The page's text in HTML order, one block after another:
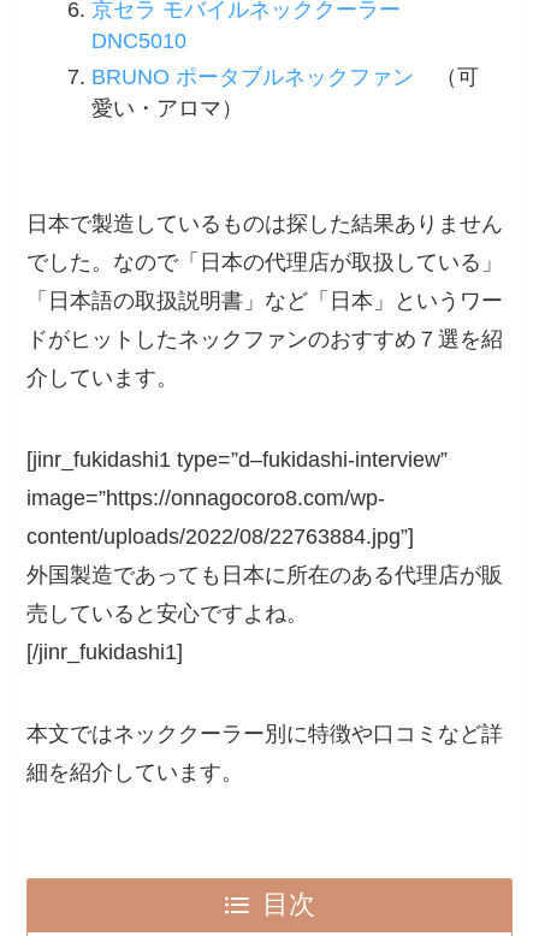
京セラ モバイルネッククーラー
DNC5010
BRUNO ポータブルネックファン （可
愛い・アロマ）
日本で製造しているものは探した結果ありません
でした。なので「日本の代理店が取扱している」
「日本語の取扱説明書」など「日本」というワー
ドがヒットしたネックファンのおすすめ７選を紹
介しています。
[jinr_fukidashi1 type=”d–fukidashi-interview”
image=”https://onnagocoro8.com/wp-
content/uploads/2022/08/22763884.jpg”]
外国製造であっても日本に所在のある代理店が販
売していると安心ですよね。
[/jinr_fukidashi1]
本文ではネッククーラー別に特徴や口コミなど詳
細を紹介しています。
目次